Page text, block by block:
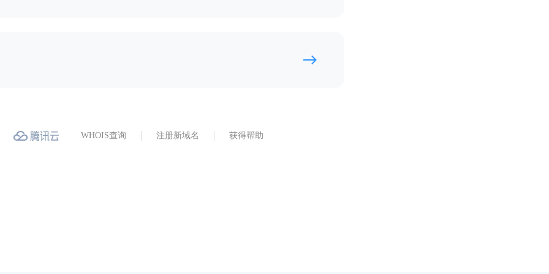
WHOIS查询 注册新域名 获得帮助